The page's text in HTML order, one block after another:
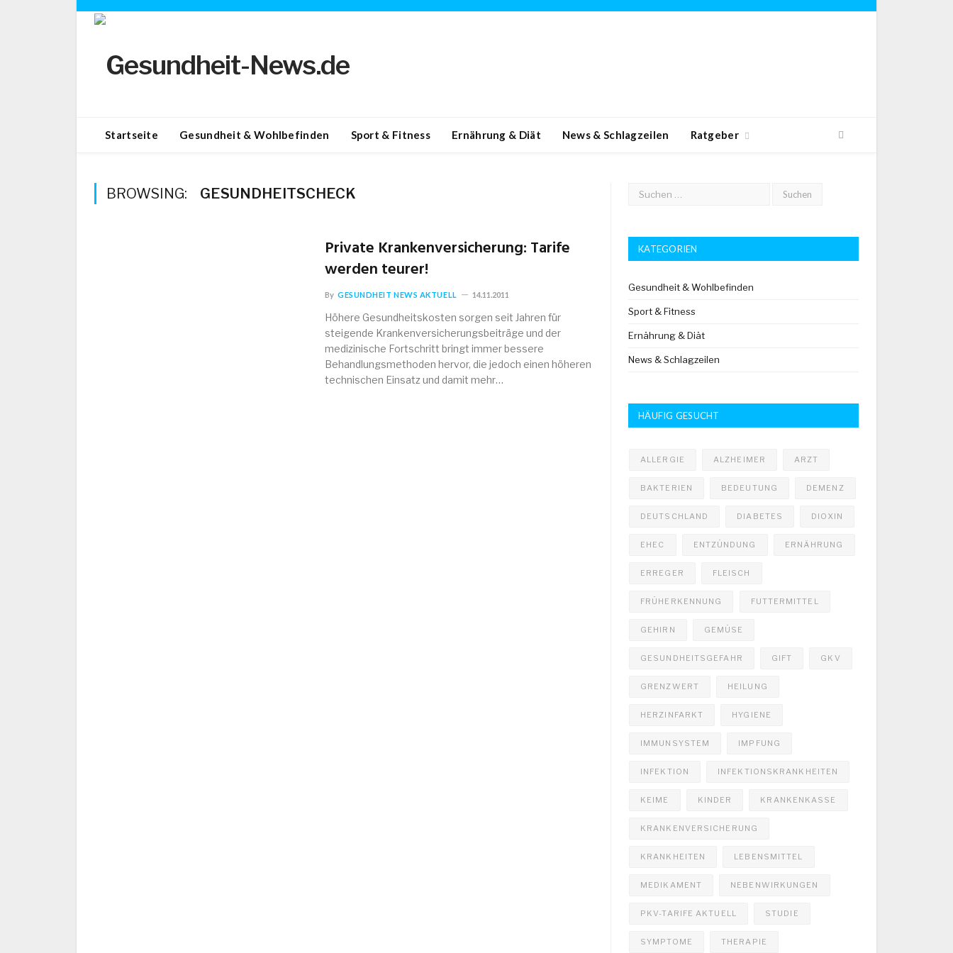
Startseite Gesundheit & Wohlbefinden Sport & Fitness Ernährung & Diät News & Schlagzeilen Ratgeber
BROWSING: GESUNDHEITSCHECK
Private Krankenversicherung: Tarife
werden teurer!
By GESUNDHEIT NEWS AKTUELL 14.11.2011
Höhere Gesundheitskosten sorgen seit Jahren für
steigende Krankenversicherungsbeiträge und der
medizinische Fortschritt bringt immer bessere
Behandlungsmethoden hervor, die jedoch einen höheren
technischen Einsatz und damit mehr…
KATEGORIEN
Gesundheit & Wohlbefinden
Sport & Fitness
Ernährung & Diät
News & Schlagzeilen
HÄUFIG GESUCHT
ALLERGIE ALZHEIMER ARZT
BAKTERIEN BEDEUTUNG DEMENZ
DEUTSCHLAND DIABETES DIOXIN
EHEC ENTZÜNDUNG ERNÄHRUNG
ERREGER FLEISCH
FRÜHERKENNUNG FUTTERMITTEL
GEHIRN GEMÜSE
GESUNDHEITSGEFAHR GIFT GKV
GRENZWERT HEILUNG
HERZINFARKT HYGIENE
IMMUNSYSTEM IMPFUNG
INFEKTION INFEKTIONSKRANKHEITEN
KEIME KINDER KRANKENKASSE
KRANKENVERSICHERUNG
KRANKHEITEN LEBENSMITTEL
MEDIKAMENT NEBENWIRKUNGEN
PKV-TARIFE AKTUELL STUDIE
SYMPTOME THERAPIE